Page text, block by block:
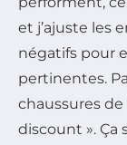
et j’ajuste les
négatifs pour
pertinentes.
chaussures de
discount ». Ça